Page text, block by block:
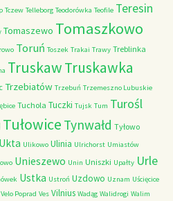
Tczew Telleborg Teodorówka Teofile Teresin
Tomaszewo Tomaszkowo
Toruń Toszek Trakai Trawy Treblinka
TruskawTruskawka
Trzebiatów Trzebuń Trzemeszno Lubuskie
Tuchola Tuczki Tujsk Tum Turośl
Tułowice Tynwałd Tyłowo
Ukta Ulikowo Ulinia Ulrichorst Umiastów
Unieszewo Unin Uniszki Upałty Urle
Ustka Ustroń Uzdowo Uznam Uścięcice
Velo Poprad Ves Vilnius Wadąg Walidrogi Walim